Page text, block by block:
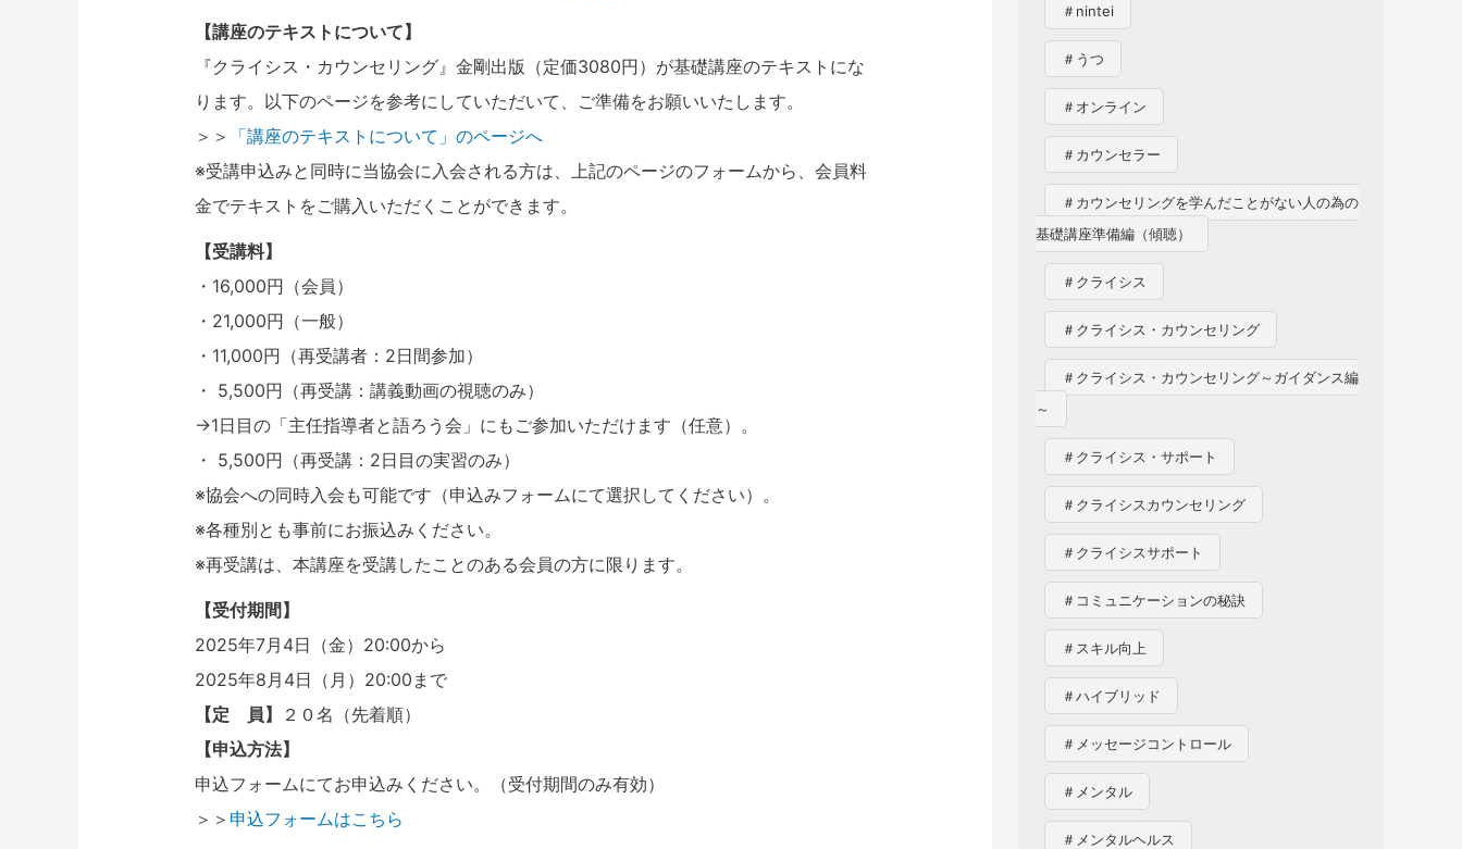
【講座のテキストについて】
『クライシス・カウンセリング』金剛出版（定価3080円）が基礎講座のテキストにな
ります。以下のページを参考にしていただいて、ご準備をお願いいたします。
＞＞
「講座のテキストについて」のページへ
※受講申込みと同時に当協会に入会される方は、上記のページのフォームから、会員料
金でテキストをご購入いただくことができます。
【受講料】
・16,000円（会員）
・21,000円（一般）
・11,000円（再受講者：2日間参加）
・ 5,500円（再受講：講義動画の視聴のみ）
→1日目の「主任指導者と語ろう会」にもご参加いただけます（任意）。
・ 5,500円（再受講：2日目の実習のみ）
※協会への同時入会も可能です（申込みフォームにて選択してください）。
※各種別とも事前にお振込みください。
※再受講は、本講座を受講したことのある会員の方に限ります。
【受付期間】
2025年7月4日（金）20:00から
2025年8月4日（月）20:00まで
【定 員】
２０名（先着順）
【申込方法】
申込フォームにてお申込みください。（受付期間のみ有効）
＞＞ 申込フォームはこちら
＃nintei
＃うつ
＃オンライン
＃カウンセラー
＃カウンセリングを学んだことがない人の為の
基礎講座準備編（傾聴）
＃クライシス
＃クライシス・カウンセリング
＃クライシス・カウンセリング～ガイダンス編
～
＃クライシス・サポート
＃クライシスカウンセリング
＃クライシスサポート
＃コミュニケーションの秘訣
＃スキル向上
＃ハイブリッド
＃メッセージコントロール
＃メンタル
＃メンタルヘルス